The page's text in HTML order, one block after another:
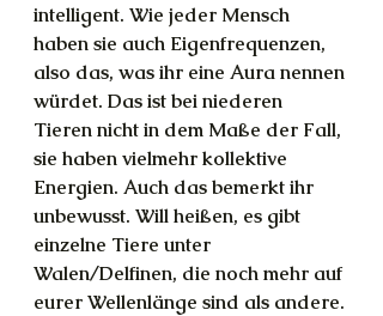
intelligent. Wie jeder Mensch
haben sie auch Eigenfrequenzen,
also das, was ihr eine Aura nennen
würdet. Das ist bei niederen
Tieren nicht in dem Maße der Fall,
sie haben vielmehr kollektive
Energien. Auch das bemerkt ihr
unbewusst. Will heißen, es gibt
einzelne Tiere unter
Walen/Delfinen, die noch mehr auf
eurer Wellenlänge sind als andere.